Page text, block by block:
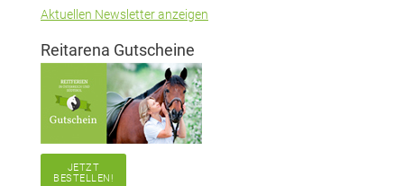
Aktuellen Newsletter anzeigen
Reitarena Gutscheine
JETZT
BESTELLEN!